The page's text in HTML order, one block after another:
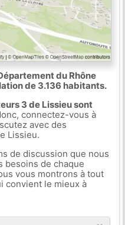
du Rhône
de 3.136 habitants.
3 de Lissieu sont
connectez-vous à
avec des
Lissieu.
de discussion que nous
besoins de chaque
vous montrons à tout
convient le mieux à